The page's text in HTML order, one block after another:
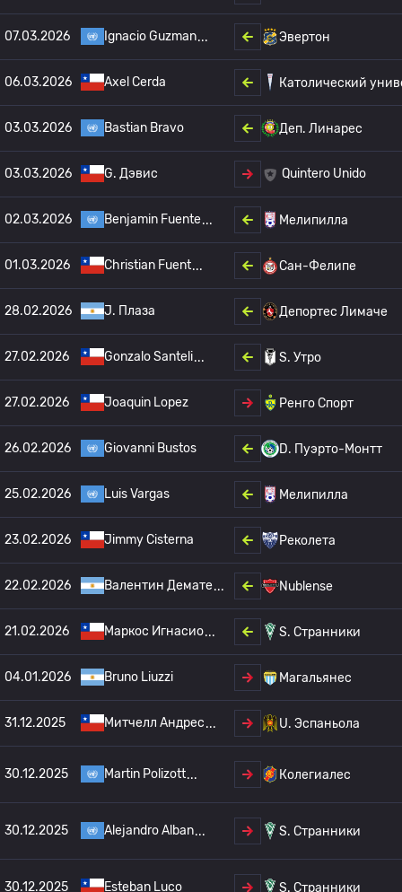
07.03.2026 Ignacio Guzman Эвертон
06.03.2026 Axel Cerda Католический
03.03.2026 Bastian Bravo Деп. Линарес
03.03.2026 G. Дэвис Quintero Unido
02.03.2026 Benjamin Fuente Мелипилла
01.03.2026 Christian Fuent Сан-Фелипе
28.02.2026 J. Плаза Депортес Лимаче
27.02.2026 Gonzalo Santeli S. Утро
27.02.2026 Joaquin Lopez Ренго Спорт
26.02.2026 Giovanni Bustos D. Пуэрто-Монтт
25.02.2026 Luis Vargas Мелипилла
23.02.2026 Jimmy Cisterna Реколета
22.02.2026 Валентин Демате Nublense
21.02.2026 Маркос Игнасио S. Странники
04.01.2026 Bruno Liuzzi Магальянес
31.12.2025 Митчелл Андрес U. Эспаньола
30.12.2025 Martin Polizott Колегиалес
30.12.2025 Alejandro Alban S. Странники
30.12.2025 Esteban Luco S. Странники